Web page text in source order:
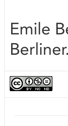
Emile
Berliner.